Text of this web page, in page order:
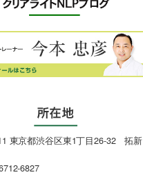
東京都渋谷区東1丁目26-32 拓新
6827